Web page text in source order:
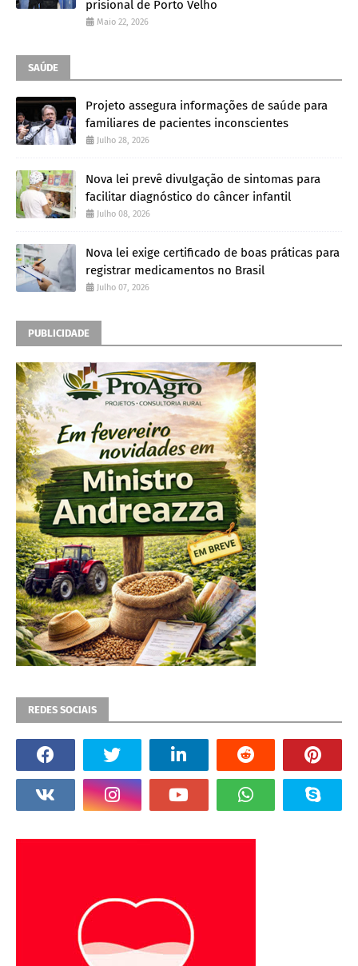
prisional de Porto Velho
Maio 22, 2026
SAÚDE
Projeto assegura informações de saúde para
familiares de pacientes inconscientes
Julho 28, 2026
Nova lei prevê divulgação de sintomas para
facilitar diagnóstico do câncer infantil
Julho 08, 2026
Nova lei exige certificado de boas práticas para
registrar medicamentos no Brasil
Julho 07, 2026
PUBLICIDADE
REDES SOCIAIS